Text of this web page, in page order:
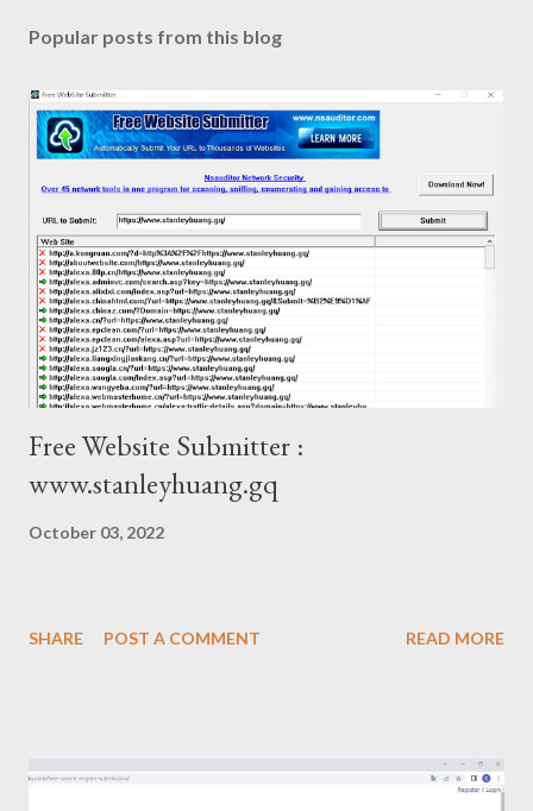
Popular posts from this blog
Free Website Submitter :
www.stanleyhuang.gq
October 03, 2022
SHARE POST A COMMENT READ MORE